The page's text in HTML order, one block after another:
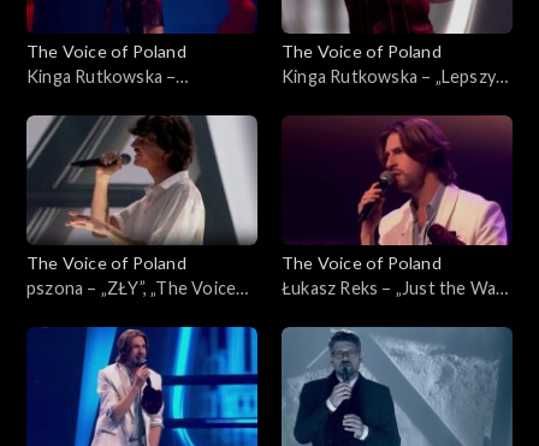
The Voice of Poland
Kinga Rutkowska –
Poland”, Live 3, 22 listopada
2025
The Voice of Poland
Kinga Rutkowska – „Lepszy
Live 3, 22 listopada 2025
The Voice of Poland
pszona – „ZŁY”, „The Voice
listopada 2025
The Voice of Poland
Łukasz Reks – „Just the Way
Poland”, Live 3, 22 listopada
2025